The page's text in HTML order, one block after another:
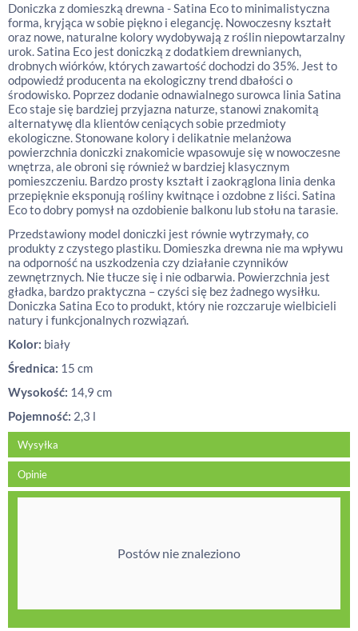
Doniczka z domieszką drewna - Satina Eco to minimalistyczna
forma, kryjąca w sobie piękno i elegancję. Nowoczesny kształt
oraz nowe, naturalne kolory wydobywają z roślin niepowtarzalny
urok. Satina Eco jest doniczką z dodatkiem drewnianych,
drobnych wiórków, których zawartość dochodzi do 35%. Jest to
odpowiedź producenta na ekologiczny trend dbałości o
środowisko. Poprzez dodanie odnawialnego surowca linia Satina
Eco staje się bardziej przyjazna naturze, stanowi znakomitą
alternatywę dla klientów ceniących sobie przedmioty
ekologiczne. Stonowane kolory i delikatnie melanżowa
powierzchnia doniczki znakomicie wpasowuje się w nowoczesne
wnętrza, ale obroni się również w bardziej klasycznym
pomieszczeniu. Bardzo prosty kształt i zaokrąglona linia denka
przepięknie eksponują rośliny kwitnące i ozdobne z liści. Satina
Eco to dobry pomysł na ozdobienie balkonu lub stołu na tarasie.
Przedstawiony model doniczki jest równie wytrzymały, co
produkty z czystego plastiku. Domieszka drewna nie ma wpływu
na odporność na uszkodzenia czy działanie czynników
zewnętrznych. Nie tłucze się i nie odbarwia. Powierzchnia jest
gładka, bardzo praktyczna – czyści się bez żadnego wysiłku.
Doniczka Satina Eco to produkt, który nie rozczaruje wielbicieli
natury i funkcjonalnych rozwiązań.
Kolor: biały
Średnica: 15 cm
Wysokość: 14,9 cm
Pojemność: 2,3 l
Wysyłka
Opinie
Postów nie znaleziono